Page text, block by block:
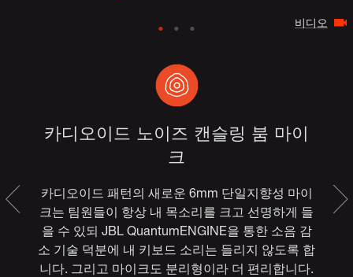
비디오
카디오이드 노이즈 캔슬링 붐 마이
크
카디오이드 패턴의 새로운 6mm 단일지향성 마이
크는 팀원들이 항상 내 목소리를 크고 선명하게 들
을 수 있되 JBL QuantumENGINE을 통한 소음 감
소 기술 덕분에 내 키보드 소리는 들리지 않도록 합
니다. 그리고 마이크도 분리형이라 더 편리합니다.